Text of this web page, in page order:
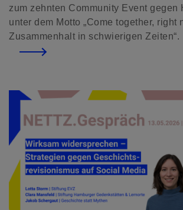
zum zehnten Community Event gegen
unter dem Motto „Come together, right
Zusammenhalt in schwierigen Zeiten“.